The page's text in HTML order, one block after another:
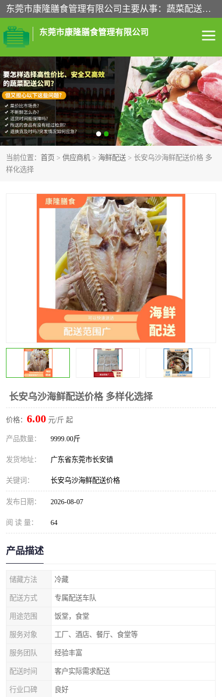
东莞市康隆膳食管理有限公司主要从事：蔬菜配送、食堂承包、企业工厂食堂承包、机关单位食堂承包、调味品配送、粮油配送、干货配送、副食配送、水果配送、海鲜配送等业务，东莞蔬菜配送电话，咨询在线客服。
东莞市康隆膳食管理有限公司
当前位置： 首页 > 供应商机 > 海鲜配送 > 长安乌沙海鲜配送价格 多
样化选择
长安乌沙海鲜配送价格 多样化选择
价格： 6.00 元/斤 起
产品数量： 9999.00斤
发货地址： 广东省东莞市长安镇
关键词： 长安乌沙海鲜配送价格
发布日期： 2026-08-07
阅 读 量： 64
产品描述
储藏方法 冷藏
配送方式 专属配送车队
用途范围 饭堂，食堂
服务对象 工厂、酒店、餐厅、食堂等
服务团队 经验丰富
配送时间 客户实际需求配送
行业口碑 良好
食堂承包 蔬菜配送
粮油配送 鲜肉配送
海鲜配送 食材配送
调料配送 企业工厂食堂承包
干货配送 副食配送